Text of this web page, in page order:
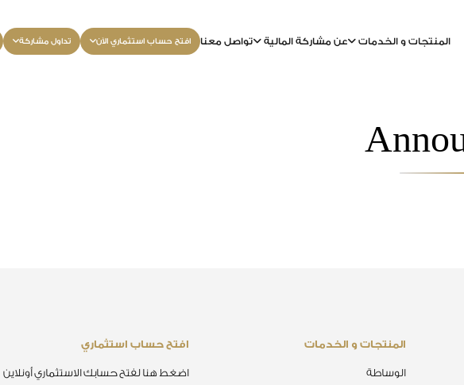
المنتجات و الخدمات عن مشاركة المالية تواصل معنا افتح حساب استثماري الآن تداول مشاركة
المنتجات و الخدمات
الوساطة
افتح حساب استثماري
اضغط هنا لفتح حسابك الاستثماري أونلاين